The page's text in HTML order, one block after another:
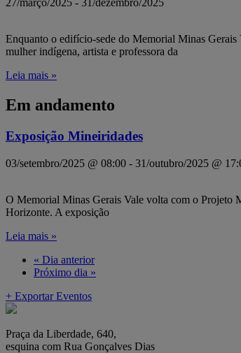
27/março/2025 - 31/dezembro/2025
Enquanto o edifício-sede do Memorial Minas Gerais
mulher indígena, artista e professora da
Leia mais »
Em andamento
Exposição Mineiridades
03/setembro/2025 @ 08:00 - 31/outubro/2025 @
O Memorial Minas Gerais Vale volta com o Projeto
Horizonte. A exposição
Leia mais »
« Dia anterior
Próximo dia »
+ Exportar Eventos
Praça da Liberdade, 640,
esquina com Rua Gonçalves Dias